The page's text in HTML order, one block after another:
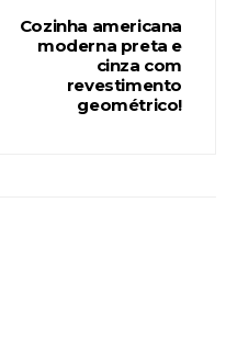
Cozinha americana
moderna preta e
cinza com
revestimento
geométrico!